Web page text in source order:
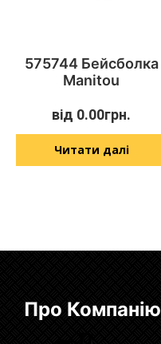
575744 Бейсболка
Manitou
від 0.00грн.
Читати далі
Про Компанію